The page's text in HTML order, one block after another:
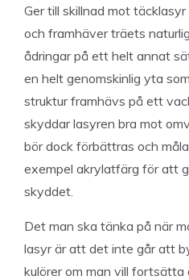
Ger till skillnad mot
och framhäver träets
ådringar på ett helt annat
en helt genomskinlig yta
struktur framhävs på ett
skyddar lasyren bra mot
bör dock förbättras och
exempel akrylatfärg för att
skyddet.
Det man ska tänka på när
lasyr är att det inte går att
kulörer om man vill fortsätta